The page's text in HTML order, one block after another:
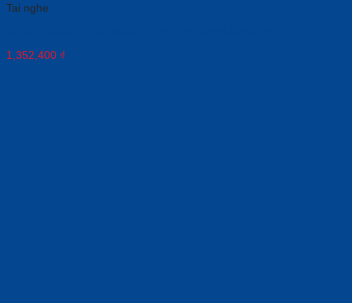
Tai nghe
1,352,400 ₫